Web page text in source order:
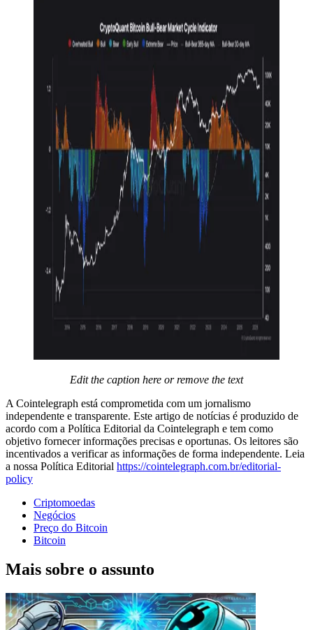
Edit the caption here or remove the text
A Cointelegraph está comprometida com um jornalismo
independente e transparente. Este artigo de notícias é produzido de
acordo com a Política Editorial da Cointelegraph e tem como
objetivo fornecer informações precisas e oportunas. Os leitores são
incentivados a verificar as informações de forma independente. Leia
a nossa Política Editorial https://cointelegraph.com.br/editorial-
policy
Criptomoedas
Negócios
Preço do Bitcoin
Bitcoin
Mais sobre o assunto